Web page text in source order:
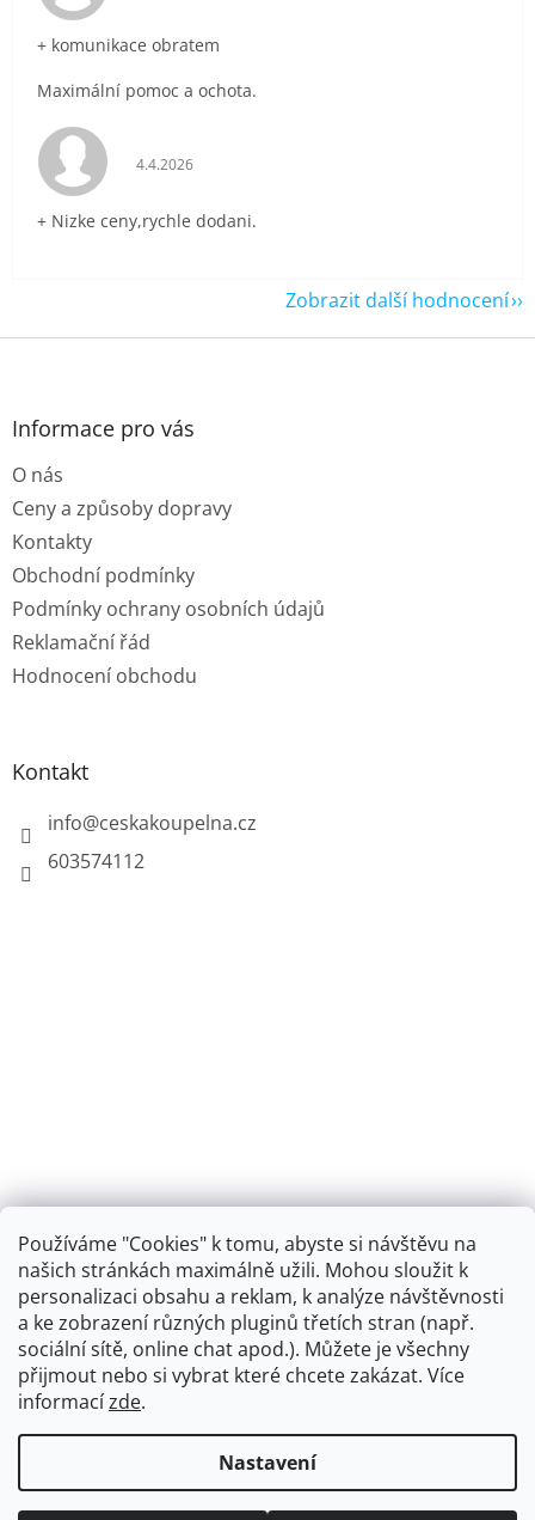
Používáme "Cookies" k tomu, abyste si návštěvu na
našich stránkách maximálně užili. Mohou sloužit k
personalizaci obsahu a reklam, k analýze návštěvnosti
a ke zobrazení různých pluginů třetích stran (např.
sociální sítě, online chat apod.). Můžete je všechny
přijmout nebo si vybrat které chcete zakázat. Více
informacízde.
Nastavení
+ komunikace obratem
Maximální pomoc a ochota.
Hodnocení obchodu je 5 z 5 hvězdiček.
4.4.2026
+ Nizke ceny,rychle dodani.
Zobrazit další hodnocení
Z
Informace pro vás
O nás
Ceny a způsoby dopravy
Kontakty
Obchodní podmínky
Podmínky ochrany osobních údajů
Reklamační řád
Hodnocení obchodu
Kontakt
info@ceskakoupelna.cz
603574112
Retro koupelna
Vytvořil Shoptet + plnenieshopu.cz
Copyright 2026Dřezová-baterie.cz. Všechna práva